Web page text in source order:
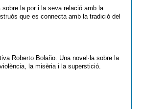
sobre la por i la seva relació amb la
que es connecta amb la tradició del
Roberto Bolaño. Una novel·la sobre la
la misèria i la superstició.